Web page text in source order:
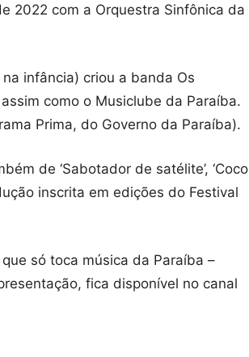
2022 com a Orquestra Sinfônica da
infância) criou a banda Os
como o Musiclube da Paraíba.
Prima, do Governo da Paraíba).
de ‘Sabotador de satélite’, ‘Coco
inscrita em edições do Festival
só toca música da Paraíba –
fica disponível no canal